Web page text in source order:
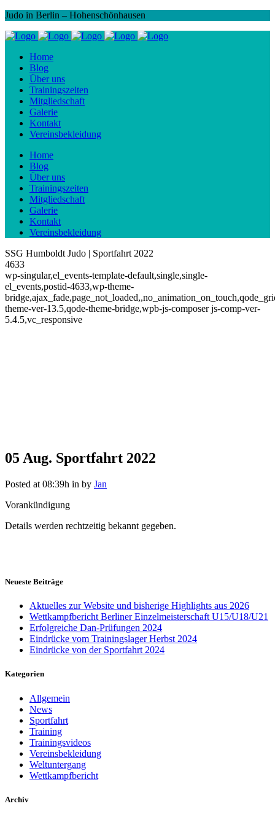
Judo in Berlin – Hohenschönhausen
Home
Blog
Über uns
Trainingszeiten
Mitgliedschaft
Galerie
Kontakt
Vereinsbekleidung
Home
Blog
Über uns
Trainingszeiten
Mitgliedschaft
Galerie
Kontakt
Vereinsbekleidung
SSG Humboldt Judo | Sportfahrt 2022
4633
wp-singular,el_events-template-default,single,single-
el_events,postid-4633,wp-theme-
theme-ver-13.5,qode-theme-bridge,wpb-js-composer js-comp-ver-
5.4.5,vc_responsive
Sportfahrt 2022
05 Aug. Sportfahrt 2022
Posted at 08:39h in by Jan
Vorankündigung
Details werden rechtzeitig bekannt gegeben.
Neueste Beiträge
Aktuelles zur Website und bisherige Highlights aus 2026
Wettkampfbericht Berliner Einzelmeisterschaft U15/U18/U21
Erfolgreiche Dan-Prüfungen 2024
Eindrücke vom Trainingslager Herbst 2024
Eindrücke von der Sportfahrt 2024
Kategorien
Allgemein
News
Sportfahrt
Training
Trainingsvideos
Vereinsbekleidung
Weltuntergang
Wettkampfbericht
Archiv